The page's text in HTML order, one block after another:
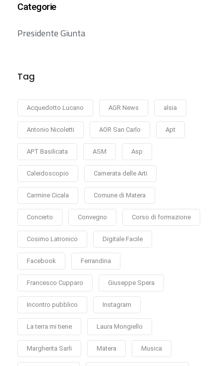
Categorie
Presidente Giunta
Tag
Acquedotto Lucano AGR News alsia
Antonio Nicoletti AOR San Carlo Apt
APT Basilicata ASM Asp
Caleidoscopio Camerata delle Arti
Carmine Cicala Comune di Matera
Concerto Convegno Corso di formazione
Cosimo Latronico Digitale Facile
Facebook Ferrandina
Francesco Cupparo Giuseppe Spera
Incontro pubblico Instagram
La terra mi tiene Laura Mongiello
Margherita Sarli Matera Musica